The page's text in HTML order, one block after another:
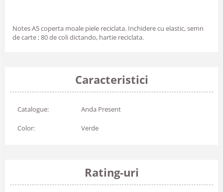
Notes A5 coperta moale piele reciclata. Inchidere cu elastic, semn
de carte ; 80 de coli dictando, hartie reciclata.
Caracteristici
Catalogue: Anda Present
Color: Verde
Rating-uri